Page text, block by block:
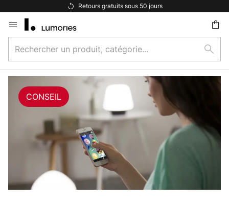
Options de paiement flexibles
Allez
au
contenu
un
produit,
CONSEIL